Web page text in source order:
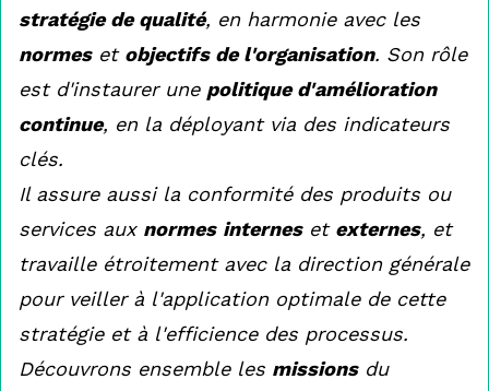
stratégie de qualité, en harmonie avec les
normeset objectifs de l'organisation. Son rôle
est d'instaurer une politique d'amélioration
continue, en la déployant via des indicateurs
clés.
Il assure aussi la conformité des produits ou
services aux normes interneset externes, et
travaille étroitement avec la direction générale
pour veiller à l'application optimale de cette
stratégie et à l'efficience des processus.
Découvrons ensemble les missionsdu